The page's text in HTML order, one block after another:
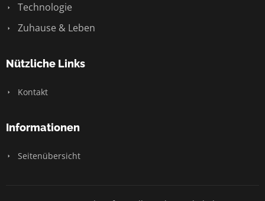
Technologie
Zuhause & Leben
Nützliche Links
Kontakt
Informationen
Seitenübersicht